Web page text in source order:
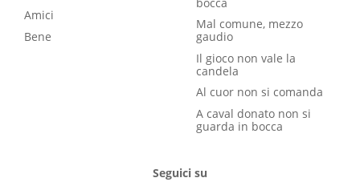
Amici
Bene
Mal comune, mezzo
gaudio
Il gioco non vale la
candela
Al cuor non si comanda
A caval donato non si
guarda in bocca
Seguici su